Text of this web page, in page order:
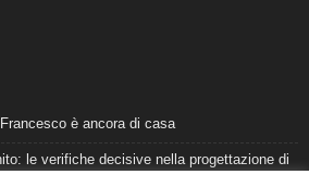
è ancora di casa
le verifiche decisive nella progettazione di